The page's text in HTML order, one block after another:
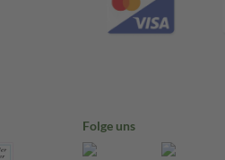
Folge uns